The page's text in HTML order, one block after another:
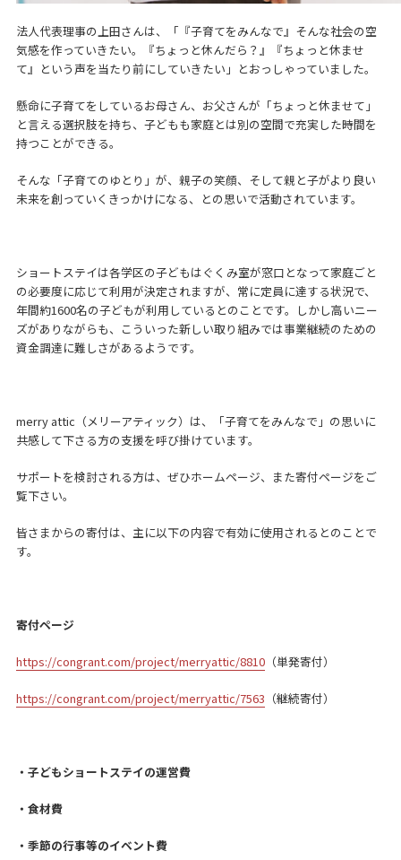
法人代表理事の上田さんは、「『子育てをみんなで』そんな社会の空
気感を作っていきたい。『ちょっと休んだら？』『ちょっと休ませ
て』という声を当たり前にしていきたい」とおっしゃっていました。
懸命に子育てをしているお母さん、お父さんが「ちょっと休ませて」
と言える選択肢を持ち、子どもも家庭とは別の空間で充実した時間を
持つことができる。
そんな「子育てのゆとり」が、親子の笑顔、そして親と子がより良い
未来を創っていくきっかけになる、との思いで活動されています。
ショートステイは各学区の子どもはぐくみ室が窓口となって家庭ごと
の必要度に応じて利用が決定されますが、常に定員に達する状況で、
年間約1600名の子どもが利用しているとのことです。しかし高いニー
ズがありながらも、こういった新しい取り組みでは事業継続のための
資金調達に難しさがあるようです。
merry attic（メリーアティック）は、「子育てをみんなで」の思いに
共感して下さる方の支援を呼び掛けています。
サポートを検討される方は、ぜひホームページ、また寄付ページをご
覧下さい。
皆さまからの寄付は、主に以下の内容で有効に使用されるとのことで
す。
寄付ページ
https://congrant.com/project/merryattic/8810（単発寄付）
https://congrant.com/project/merryattic/7563 （継続寄付）
・子どもショートステイの運営費
・食材費
・季節の行事等のイベント費